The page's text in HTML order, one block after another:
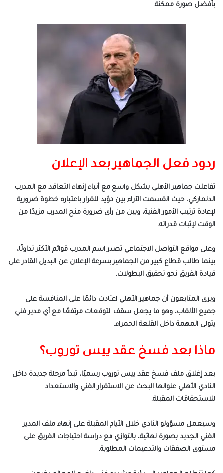
بأفضل صورة ممكنة.
ردود فعل الجماهير بعد الإعلان
تفاعلت جماهير الأهلي بشكل واسع مع أنباء إنهاء التعاقد مع المدرب
الدنماركي، حيث انقسمت الآراء بين مؤيد للقرار باعتباره خطوة ضرورية
لإعادة ترتيب الأمور الفنية، وبين من رأى ضرورة منح المدرب مزيدًا من
الوقت لإثبات قدراته.
وعلى مواقع التواصل الاجتماعي تصدر اسم المدرب قوائم الأكثر تداولًا،
بينما طالب قطاع كبير من الجماهير بسرعة الإعلان عن البديل القادر على
قيادة الفريق نحو تحقيق البطولات.
ويرى المتابعون أن جماهير الأهلي اعتادت دائمًا على المنافسة على
جميع الألقاب، وهو ما يجعل سقف التوقعات مرتفعًا مع أي مدير فني
يتولى المهمة داخل القلعة الحمراء.
ماذا بعد فسخ عقد ييس توروب؟
بعد إغلاق ملف فسخ عقد ييس توروب رسميًا، تبدأ مرحلة جديدة داخل
النادي الأهلي عنوانها البحث عن الاستقرار الفني والاستعداد
للاستحقاقات المقبلة.
وسيعمل مسؤولو النادي خلال الأيام المقبلة على إنهاء ملف المدير
الفني الجديد بصورة نهائية، بالتوازي مع دراسة احتياجات الفريق على
مستوى الصفقات والتدعيمات المطلوبة.